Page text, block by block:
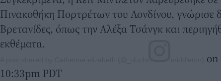
Πινακοθήκη Πορτρέτων του Λονδίνου, γνώρισε
Βρετανίδες, όπως την Αλέξα Τσάνγκ και
εκθέματα.
on
10:33pm PDT